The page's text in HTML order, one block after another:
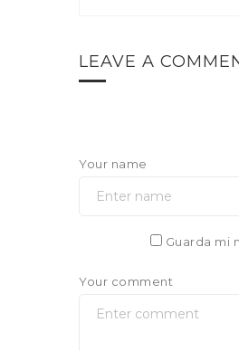
LEAVE A
Your name
Guarda mi
Your comment